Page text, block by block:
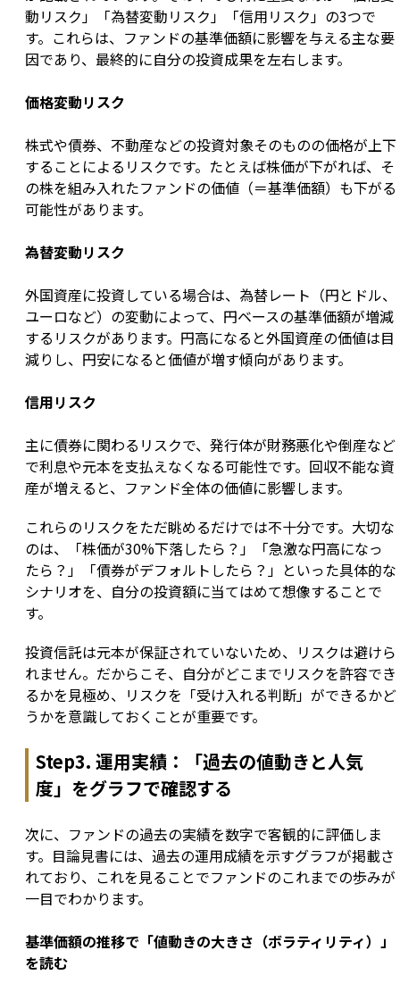
動リスク」「為替変動リスク」「信用リスク」の3つで
す。これらは、ファンドの基準価額に影響を与える主な要
因であり、最終的に自分の投資成果を左右します。
価格変動リスク
株式や債券、不動産などの投資対象そのものの価格が上下
することによるリスクです。たとえば株価が下がれば、そ
の株を組み入れたファンドの価値（＝基準価額）も下がる
可能性があります。
為替変動リスク
外国資産に投資している場合は、為替レート（円とドル、
ユーロなど）の変動によって、円ベースの基準価額が増減
するリスクがあります。円高になると外国資産の価値は目
減りし、円安になると価値が増す傾向があります。
信用リスク
主に債券に関わるリスクで、発行体が財務悪化や倒産など
で利息や元本を支払えなくなる可能性です。回収不能な資
産が増えると、ファンド全体の価値に影響します。
これらのリスクをただ眺めるだけでは不十分です。大切な
のは、「株価が30%下落したら？」「急激な円高になっ
たら？」「債券がデフォルトしたら？」といった具体的な
シナリオを、自分の投資額に当てはめて想像することで
す。
投資信託は元本が保証されていないため、リスクは避けら
れません。だからこそ、自分がどこまでリスクを許容でき
るかを見極め、リスクを「受け入れる判断」ができるかど
うかを意識しておくことが重要です。
Step3. 運用実績：「過去の値動きと人気
度」をグラフで確認する
次に、ファンドの過去の実績を数字で客観的に評価しま
す。目論見書には、過去の運用成績を示すグラフが掲載さ
れており、これを見ることでファンドのこれまでの歩みが
一目でわかります。
基準価額の推移で「値動きの大きさ（ボラティリティ）」
を読む